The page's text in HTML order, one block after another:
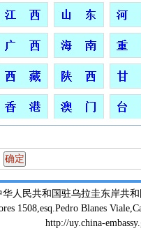
华人民共和国驻乌拉圭东岸共
1508,esq.Pedro Blanes
http://uy.china-